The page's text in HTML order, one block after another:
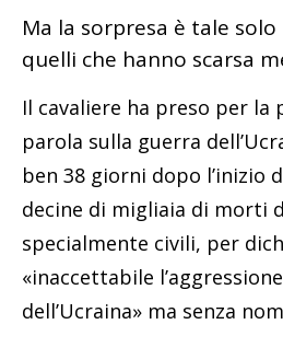
Ma la sorpresa è tale
quelli che hanno scarsa
Il cavaliere ha preso per la
parola sulla guerra
ben 38 giorni dopo l’inizio
decine di migliaia di morti
specialmente civili, per
«inaccettabile
dell’Ucraina» ma senza